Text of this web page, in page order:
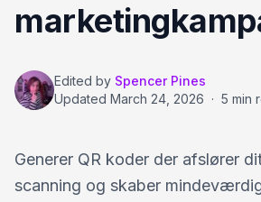
Edited by Spencer Pines
Updated March 24, 2026 · 5 min
Generer QR koder der afslører
scanning og skaber